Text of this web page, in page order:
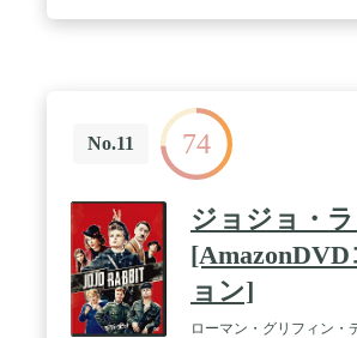
No.11 74
ジョジョ・
ョン]
ローマン・グリフィン・